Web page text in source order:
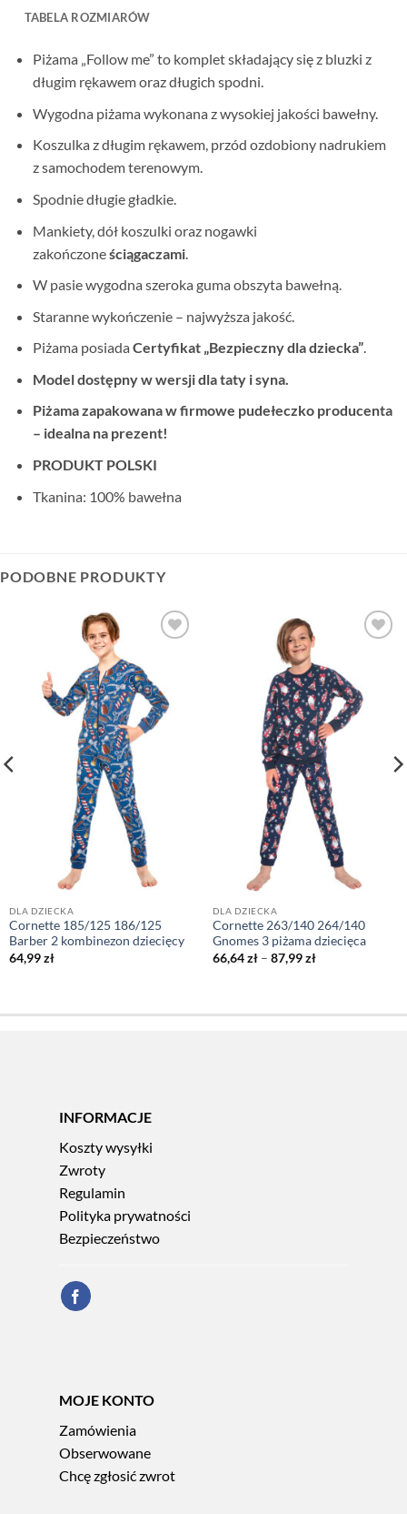
TABELA ROZMIARÓW
Piżama „Follow me” to komplet składający się z bluzki z
długim rękawem oraz długich spodni.
Wygodna piżama wykonana z wysokiej jakości bawełny.
Koszulka z długim rękawem, przód ozdobiony nadrukiem
z samochodem terenowym.
Spodnie długie gładkie.
Mankiety, dół koszulki oraz nogawki
zakończoneściągaczami.
W pasie wygodna szeroka guma obszyta bawełną.
Staranne wykończenie – najwyższa jakość.
Piżama posiada Certyfikat „Bezpieczny dla dziecka”.
Model dostępny w wersji dla taty i syna.
Piżama zapakowana w firmowe pudełeczko producenta
– idealna na prezent!
PRODUKT POLSKI
Tkanina: 100% bawełna
PODOBNE PRODUKTY
DLA DZIECKA
Cornette 185/125 186/125
Barber 2 kombinezon dziecięcy
64,99zł
DLA DZIECKA
Cornette 263/140 264/140
Gnomes 3 piżama dziecięca
66,64zł – 87,99złZakres
87,99 zł
INFORMACJE
Koszty wysyłki
Zwroty
Regulamin
Polityka prywatności
Bezpieczeństwo
MOJE KONTO
Zamówienia
Obserwowane
Chcę zgłosić zwrot